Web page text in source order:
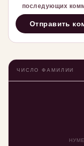
последующих
ЧИСЛО ФАМИЛИИ